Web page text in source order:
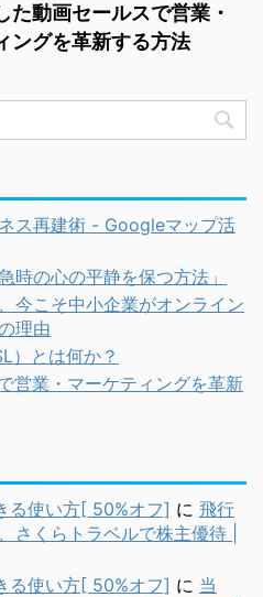
た動画セールスで営業・
ングを革新する方法
ス再建術 - Googleマップ活
時の心の平静を保つ方法」
今こそ中小企業がオンライン
理由
）とは何か？
営業・マーケティングを革新
る使い方[ 50%オフ] に 飛行
さくらトラベルで株主優待 |
る使い方[ 50%オフ] に 当